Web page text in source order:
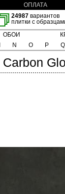
ОПЛАТА
24987 вариантов
плитки с
ОБОИ
N O P Q
Carbon